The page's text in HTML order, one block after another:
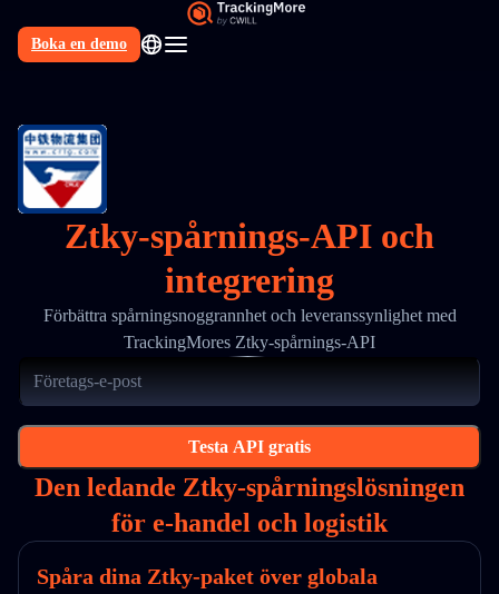
Boka en demo
Ztky-spårnings-API och
integrering
Förbättra spårningsnoggrannhet och leveranssynlighet med
TrackingMores Ztky-spårnings-API
Testa API gratis
Den ledande Ztky-spårningslösningen
för e-handel och logistik
Spåra dina Ztky-paket över globala